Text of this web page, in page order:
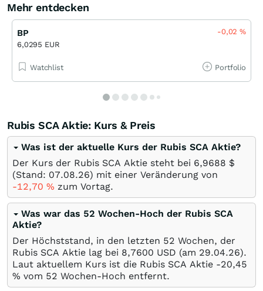
Mehr entdecken
BP
6,0295 EUR
-0,02%
Watchlist Portfolio
Rubis SCA Aktie: Kurs & Preis
Was ist der aktuelle Kurs der Rubis SCA Aktie?
Der Kurs der Rubis SCA Aktie steht bei 6,9688 $
(Stand: 07.08.26) mit einer Veränderung von
-12,70 % zum Vortag.
Was war das 52 Wochen-Hoch der Rubis SCA
Aktie?
Der Höchststand, in den letzten 52 Wochen, der
Rubis SCA Aktie lag bei 8,7600 USD (am 29.04.26).
Laut aktuellem Kurs ist die Rubis SCA Aktie -20,45
% vom 52 Wochen-Hoch entfernt.